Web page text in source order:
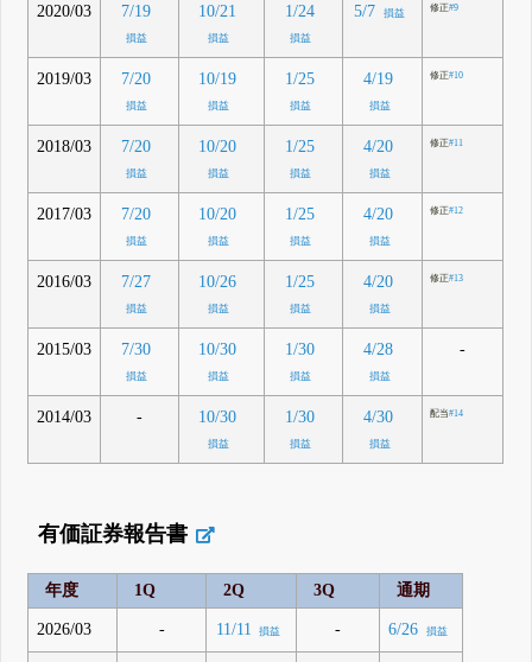
2020/03 7/19
損益
10/21
損益
1/24
損益
5/7 損益 修正#9
2019/03 7/20
損益
10/19
損益
1/25
損益
4/19
損益
修正#10
2018/03 7/20
損益
10/20
損益
1/25
損益
4/20
損益
修正#11
2017/03 7/20
損益
10/20
損益
1/25
損益
4/20
損益
修正#12
2016/03 7/27
損益
10/26
損益
1/25
損益
4/20
損益
修正#13
2015/03 7/30
損益
10/30
損益
1/30
損益
4/28
損益
-
2014/03 - 10/30
損益
1/30
損益
4/30
損益
配当#14
有価証券報告書
年度 1Q 2Q 3Q 通期
2026/03 - 11/11 損益 - 6/26 損益